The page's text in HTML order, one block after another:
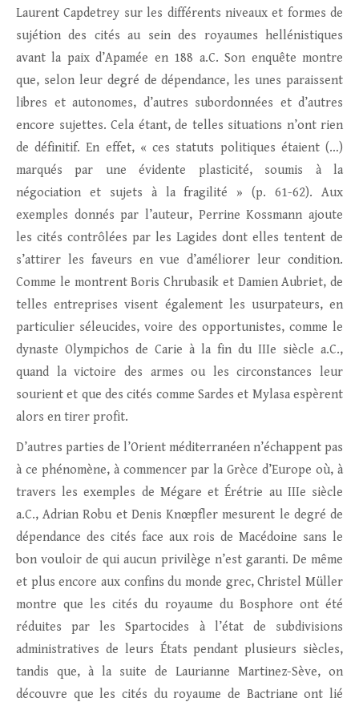
Laurent Capdetrey sur les différents niveaux et formes de
sujétion des cités au sein des royaumes hellénistiques
avant la paix d’Apamée en 188 a.C. Son enquête montre
que, selon leur degré de dépendance, les unes paraissent
libres et autonomes, d’autres subordonnées et d’autres
encore sujettes. Cela étant, de telles situations n’ont rien
de définitif. En effet, « ces statuts politiques étaient (…)
marqués par une évidente plasticité, soumis à la
négociation et sujets à la fragilité » (p. 61-62). Aux
exemples donnés par l’auteur, Perrine Kossmann ajoute
les cités contrôlées par les Lagides dont elles tentent de
s’attirer les faveurs en vue d’améliorer leur condition.
Comme le montrent Boris Chrubasik et Damien Aubriet, de
telles entreprises visent également les usurpateurs, en
particulier séleucides, voire des opportunistes, comme le
dynaste Olympichos de Carie à la fin du IIIe siècle a.C.,
quand la victoire des armes ou les circonstances leur
sourient et que des cités comme Sardes et Mylasa espèrent
alors en tirer profit.
D’autres parties de l’Orient méditerranéen n’échappent pas
à ce phénomène, à commencer par la Grèce d’Europe où, à
travers les exemples de Mégare et Érétrie au IIIe siècle
a.C., Adrian Robu et Denis Knœpfler mesurent le degré de
dépendance des cités face aux rois de Macédoine sans le
bon vouloir de qui aucun privilège n’est garanti. De même
et plus encore aux confins du monde grec, Christel Müller
montre que les cités du royaume du Bosphore ont été
réduites par les Spartocides à l’état de subdivisions
administratives de leurs États pendant plusieurs siècles,
tandis que, à la suite de Laurianne Martinez-Sève, on
découvre que les cités du royaume de Bactriane ont lié